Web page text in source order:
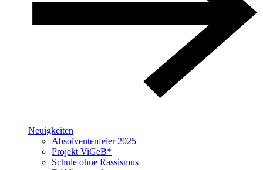
Neuigkeiten
Absolventenfeier 2025
Projekt ViGeB*
Schule ohne Rassismus